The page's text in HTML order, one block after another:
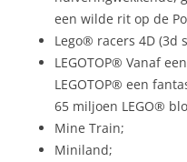
een wilde rit op de
Lego® racers 4D (3d
LEGOTOP® Vanaf
LEGOTOP® een
65 miljoen LEGO®
Mine Train;
Miniland;